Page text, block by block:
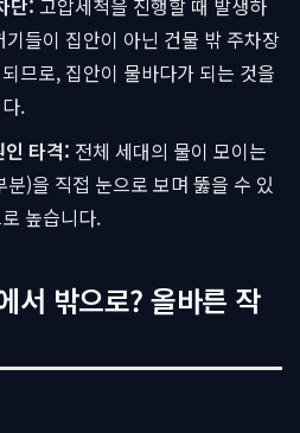
단: 고압세척을 진행할 때 발생하
들이 집안이 아닌 건물 밖 주차장
므로, 집안이 물바다가 되는 것을
.
타격: 전체 세대의 물이 모이는
)을 직접 눈으로 보며 뚫을 수 있
높습니다.
서 밖으로? 올바른 작